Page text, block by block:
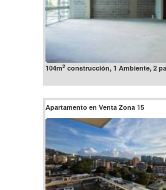
104m2construcción, 1 Ambiente, 2
Apartamento en Venta Zona 15